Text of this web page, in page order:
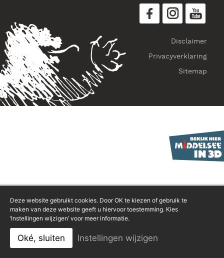
Disclaimer
Privacyverklaring
Sitemap
Deze website gebruikt cookies. Door OK te kiezen of gebruik te
maken van deze website geeft u hiervoor toestemming. Kies
‘Instellingen wijzigen’ voor meer informatie.
Oké, sluiten Instellingen wijzigen